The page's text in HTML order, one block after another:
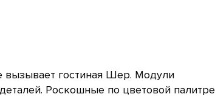
вызывает гостиная Шер. Модули
Роскошные по цветовой палитре